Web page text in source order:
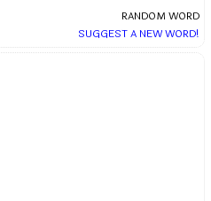
RANDOM WORD
SUGGEST A NEW WORD!